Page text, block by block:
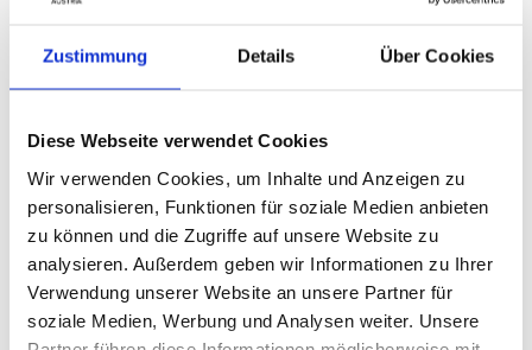
Zustimmung Details Über Cookies
Diese Webseite verwendet Cookies
Wir verwenden Cookies, um Inhalte und Anzeigen zu
personalisieren, Funktionen für soziale Medien anbieten
zu können und die Zugriffe auf unsere Website zu
analysieren. Außerdem geben wir Informationen zu Ihrer
Verwendung unserer Website an unsere Partner für
soziale Medien, Werbung und Analysen weiter. Unsere
3Innen-Durchmesser
Minimum (5000)
STK
Losgröße 5000
Warenkorb
Nicht auf Lager
Print